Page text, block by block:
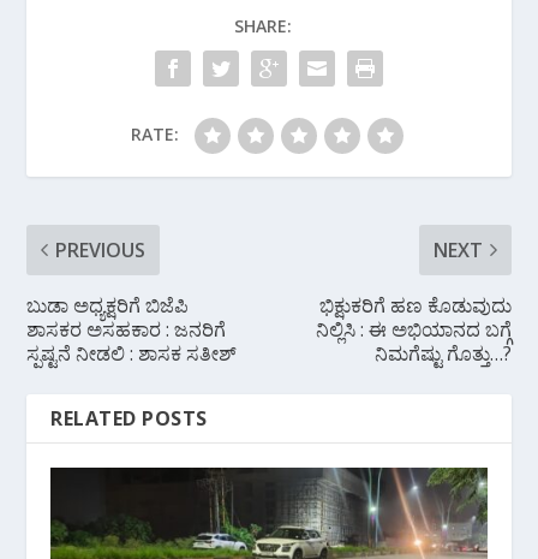
p
p
m
SHARE:
RATE:
PREVIOUS
ಬುಡಾ ಅಧ್ಯಕ್ಷರಿಗೆ ಬಿಜೆಪಿ
ಶಾಸಕರ ಅಸಹಕಾರ : ಜನರಿಗೆ
ಸ್ಪಷ್ಟನೆ ನೀಡಲಿ : ಶಾಸಕ ಸತೀಶ್
NEXT
ಭಿಕ್ಷುಕರಿಗೆ ಹಣ ಕೊಡುವುದು
ನಿಲ್ಲಿಸಿ : ಈ ಅಭಿಯಾನದ ಬಗ್ಗೆ
ನಿಮಗೆಷ್ಟು ಗೊತ್ತು…?
RELATED POSTS